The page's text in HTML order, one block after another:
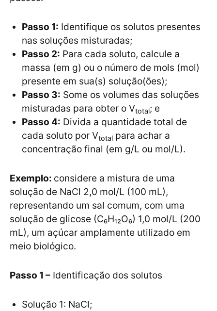
Passo 1: Identifique os solutos presentes
nas soluções misturadas;
Passo 2: Para cada soluto, calcule a
massa (em g) ou o número de mols (mol)
presente em sua(s) solução(ões);
Passo 3: Some os volumes das soluções
misturadas para obter o Vtotal; e
Passo 4: Divida a quantidade total de
cada soluto por Vtotal para achar a
concentração final (em g/L ou mol/L).
Exemplo: considere a mistura de uma
solução de NaCl 2,0 mol/L (100 mL),
representando um sal comum, com uma
solução de glicose (C₆H₁₂O₆) 1,0 mol/L (200
mL), um açúcar amplamente utilizado em
meio biológico.
Passo 1 – Identificação dos solutos
Solução 1: NaCl;